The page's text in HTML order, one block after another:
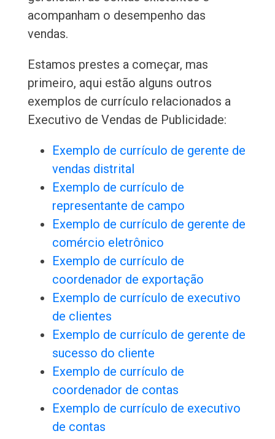
acompanham o desempenho das
vendas.
Estamos prestes a começar, mas
primeiro, aqui estão alguns outros
exemplos de currículo relacionados a
Executivo de Vendas de Publicidade:
Exemplo de currículo de gerente de
vendas distrital
Exemplo de currículo de
representante de campo
Exemplo de currículo de gerente de
comércio eletrônico
Exemplo de currículo de
coordenador de exportação
Exemplo de currículo de executivo
de clientes
Exemplo de currículo de gerente de
sucesso do cliente
Exemplo de currículo de
coordenador de contas
Exemplo de currículo de executivo
de contas